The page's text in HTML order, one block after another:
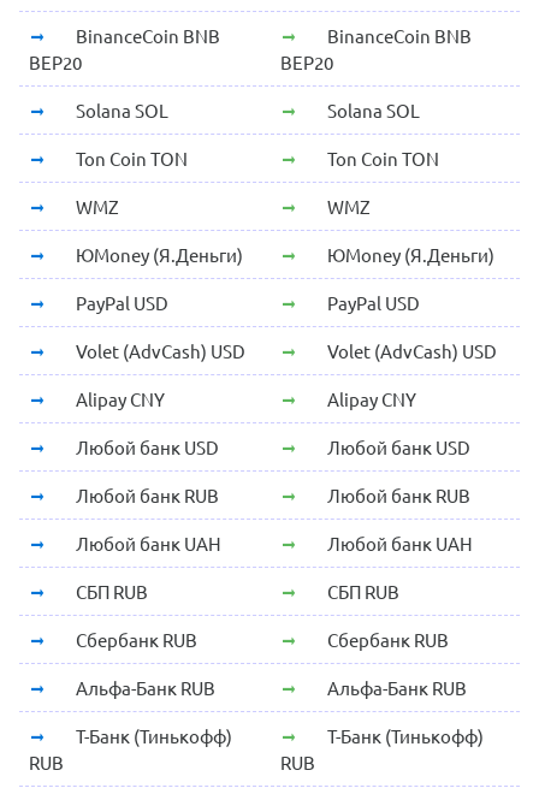
BinanceCoin BNB
BEP20
BinanceCoin BNB
BEP20
Solana SOL Solana SOL
Ton Coin TON Ton Coin TON
WMZ WMZ
ЮMoney (Я.Деньги) ЮMoney (Я.Деньги)
PayPal USD PayPal USD
Volet (AdvCash) USD Volet (AdvCash) USD
Alipay CNY Alipay CNY
Любой банк USD Любой банк USD
Любой банк RUB Любой банк RUB
Любой банк UAH Любой банк UAH
СБП RUB СБП RUB
Сбербанк RUB Сбербанк RUB
Альфа-Банк RUB Альфа-Банк RUB
Т-Банк (Тинькофф)
RUB
Т-Банк (Тинькофф)
RUB